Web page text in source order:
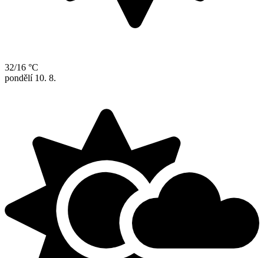
32/16 °C
pondělí 10. 8.